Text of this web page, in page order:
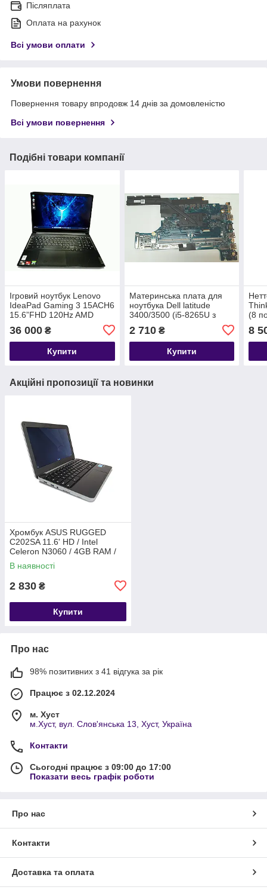
Післяплата
Оплата на рахунок
Всі умови оплати
Умови повернення
Повернення товару впродовж 14 днів за домовленістю
Всі умови повернення
Подібні товари компанії
Ігровий ноутбук Lenovo
IdeaPad Gaming 3 15ACH6
15.6”FHD 120Hz AMD
Ryzen 5 5600H GeForse
RTX 3050 4Gb GDDR6
16GB DDR4 256GB SSD
36 000 ₴
Купити
Материнська плата для
ноутбука Dell latitude
3400/3500 (i5-8265U з
2 710₴
Купити
(8
8
Акційні пропозиції та новинки
Хромбук ASUS RUGGED
C202SA 11.6' HD / Intel
Celeron N3060 / 4GB RAM /
16GB eMMC / ChromeOS
В наявності
2 830 ₴
Купити
Про нас
98% позитивних з 41 відгука за рік
Працює з 02.12.2024
м. Хуст
м.Хуст, вул. Слов'янська 13, Хуст, Україна
Контакти
Сьогодні працює з 09:00 до 17:00
Показати весь графік роботи
Про нас
Контакти
Доставка та оплата